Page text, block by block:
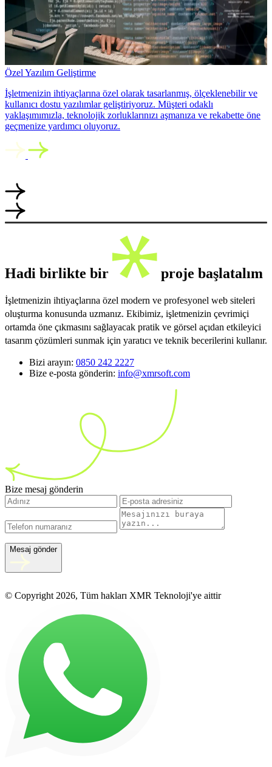
Özel Yazılım Geliştirme
İşletmenizin ihtiyaçlarına özel olarak tasarlanmış, ölçeklenebilir ve
kullanıcı dostu yazılımlar geliştiriyoruz. Müşteri odaklı
yaklaşımımızla, teknolojik zorluklarınızı aşmanıza ve rekabette öne
geçmenize yardımcı oluyoruz.
Hadi birlikte bir proje başlatalım
İşletmenizin ihtiyaçlarına özel modern ve profesyonel web siteleri
oluşturma konusunda uzmanız. Ekibimiz, işletmenizin çevrimiçi
ortamda öne çıkmasını sağlayacak pratik ve görsel açıdan etkileyici
tasarım çözümleri sunmak için yaratıcı ve teknik becerilerini kullanır.
Bizi arayın: 0850 242 2227
Bize e-posta gönderin: info@xmrsoft.com
Bize mesaj gönderin
Mesaj gönder
© Copyright 2026, Tüm hakları XMR Teknoloji'ye aittir